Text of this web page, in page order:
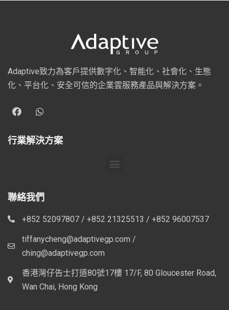
Adaptive致力為客戶提供數字化、智能化、社會化、生態
化、平台化、安全可信的企業雲服務產品與解決方案。
行業解決方案
聯絡我們
+852 52097807 / +852 21325513 / +852 96007537
tiffanycheng@adaptivegp.com /
ching@adaptivegp.com
香港灣仔告士打道80號17樓 17/F, 80 Gloucester Road,
Wan Chai, Hong Kong